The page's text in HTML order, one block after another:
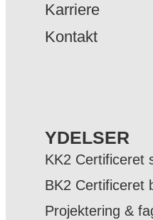
Karriere
Kontakt
YDELSER
KK2 Certificeret
BK2 Certificeret
Projektering &